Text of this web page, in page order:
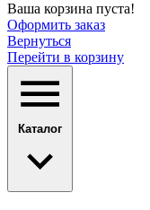
Ваша корзина пуста!
Оформить заказ
Вернуться
Перейти в корзину
Каталог